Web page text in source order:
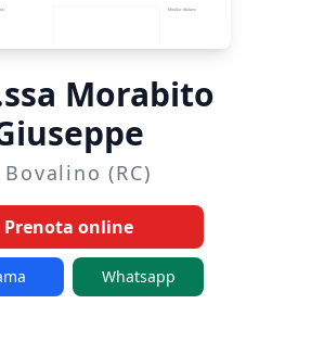
Morabito
Bovalino (RC)
Prenota online
Whatsapp